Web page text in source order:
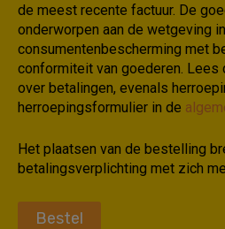
de meest recente factuur. De
onderworpen aan de wetgeving
consumentenbescherming met
conformiteit van goederen.
over betalingen, evenals
herroepingsformulier in de
Het plaatsen van de bestelling
betalingsverplichting met zich
Bestel